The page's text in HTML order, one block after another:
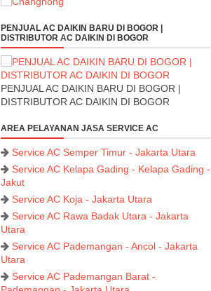
PENJUAL AC DAIKIN BARU DI BOGOR |
DISTRIBUTOR AC DAIKIN DI BOGOR
PENJUAL AC DAIKIN BARU DI BOGOR |
DISTRIBUTOR AC DAIKIN DI BOGOR
AREA PELAYANAN JASA SERVICE AC
Service AC Semper Timur - Jakarta Utara
Service AC Kelapa Gading - Kelapa Gading -
Jakut
Service AC Koja - Jakarta Utara
Service AC Rawa Badak Utara - Jakarta
Utara
Service AC Pademangan - Ancol - Jakarta
Utara
Service AC Pademangan Barat -